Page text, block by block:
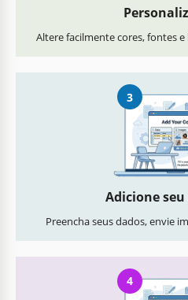
Altere facilmente cores, fontes
3
Adicione
Preencha seus dados, envie
4